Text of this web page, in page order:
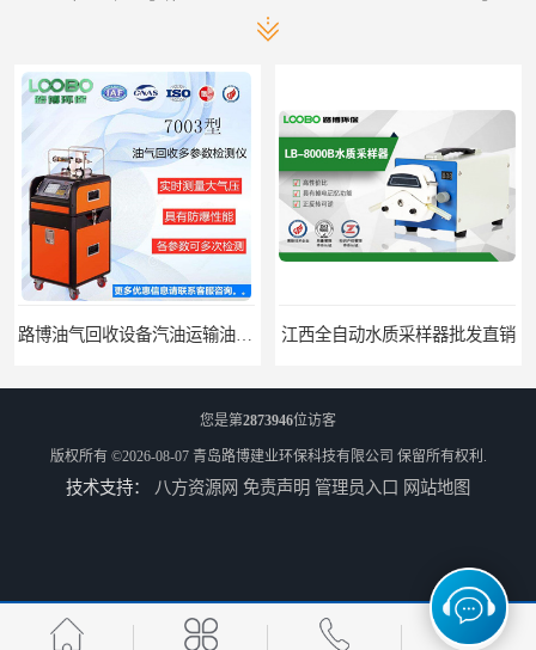
江西全自动水质采样器批发直销
河南水质采样仪器设备 河南污水水质采样仪器设备厂家
您是第2873946位访客
版权所有 ©2026-08-07 青岛路博建业环保科技有限公司 保留所有权利.
技术支持： 八方资源网 免责声明 管理员入口 网站地图